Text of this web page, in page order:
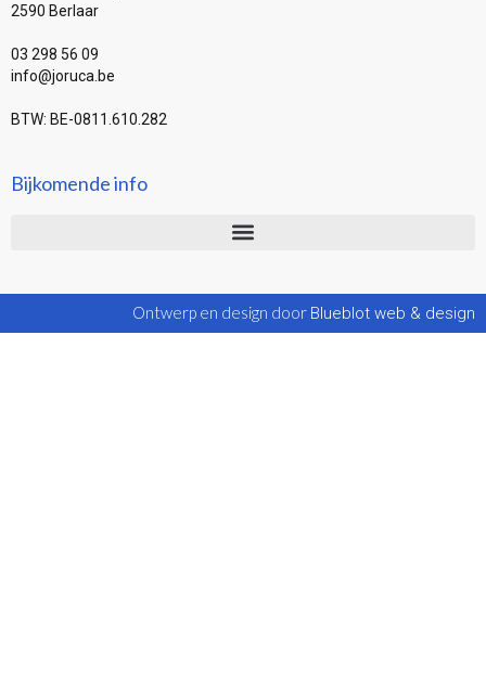
2590 Berlaar
03 298 56 09
info@joruca.be
BTW: BE-0811.610.282
Bijkomende info
Ontwerp en design door Blueblot web & design